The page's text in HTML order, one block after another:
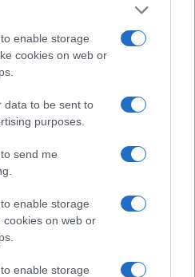
enable storage
cookies on web or
data to be sent to
purposes.
send me
enable storage
cookies on web or
enable storage